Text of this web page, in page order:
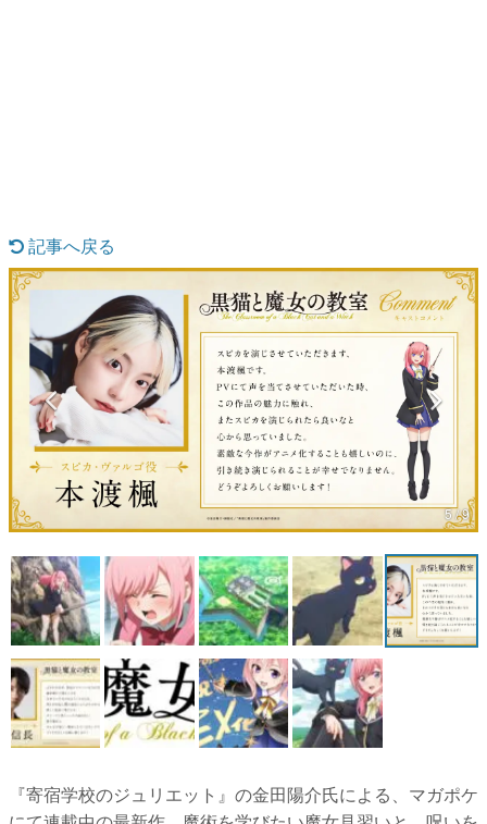
具体的な形から解き明かしていく、硬派で骨太な評論連載
です。
ゲームが変えた日本語
「経験値」「裏技」「ラスボス」… ゲームにまつわる言葉
の起源や用法の変遷を、コンピューター文化史研究家・タ
イニーP氏が徹底調査。
カテゴリ
特集記事
マンガ
女性向け
アプリレビュー
その他
電ファミニコゲーマーとは？
運営：株式会社マレ
記事へ戻る
5 / 9
『寄宿学校のジュリエット』の金田陽介氏による、マガポケ